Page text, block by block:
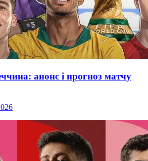
анонс і прогноз матчу